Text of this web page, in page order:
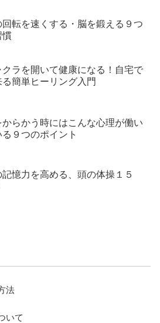
回転を速くする・脳を鍛える９つ
慣
クラを開いて健康になる！自宅で
る簡単ヒーリング入門
からかう時にはこんな心理が働い
る９つのポイント
記憶力を高める、頭の体操１５
法
いて